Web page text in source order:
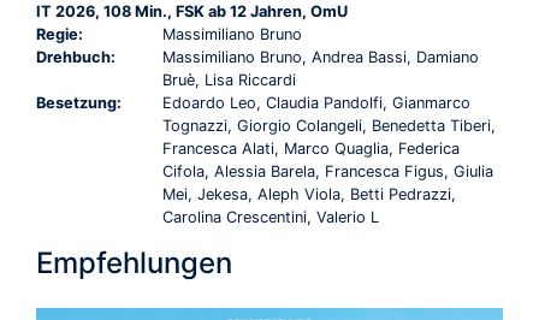
IT 2026, 108 Min., FSK ab 12 Jahren, OmU
Regie:
Massimiliano Bruno
Drehbuch:
Massimiliano Bruno, Andrea Bassi, Damiano
Bruè, Lisa Riccardi
Besetzung:
Edoardo Leo, Claudia Pandolfi, Gianmarco
Tognazzi, Giorgio Colangeli, Benedetta Tiberi,
Francesca Alati, Marco Quaglia, Federica
Cifola, Alessia Barela, Francesca Figus, Giulia
Mei, Jekesa, Aleph Viola, Betti Pedrazzi,
Carolina Crescentini, Valerio L
Empfehlungen